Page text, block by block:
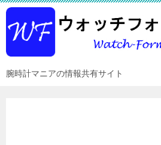
腕時計マニアの情報共有サイト